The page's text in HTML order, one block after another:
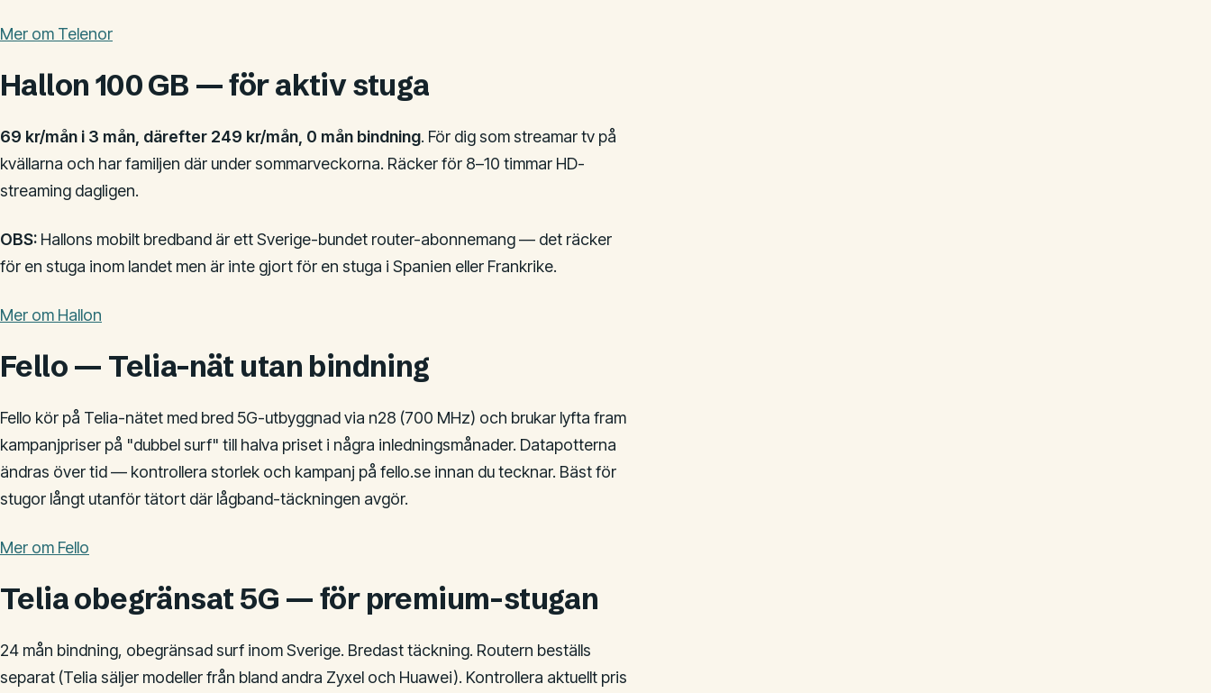
Mer om Telenor
Hallon 100 GB — för aktiv stuga
69 kr/mån i 3 mån, därefter 249 kr/mån, 0 mån bindning. För dig som streamar tv på
kvällarna och har familjen där under sommarveckorna. Räcker för 8–10 timmar HD-
streaming dagligen.
OBS: Hallons mobilt bredband är ett Sverige-bundet router-abonnemang — det räcker
för en stuga inom landet men är inte gjort för en stuga i Spanien eller Frankrike.
Mer om Hallon
Fello — Telia-nät utan bindning
Fello kör på Telia-nätet med bred 5G-utbyggnad via n28 (700 MHz) och brukar lyfta fram
kampanjpriser på "dubbel surf" till halva priset i några inledningsmånader. Datapotterna
ändras över tid — kontrollera storlek och kampanj på fello.se innan du tecknar. Bäst för
stugor långt utanför tätort där lågband-täckningen avgör.
Mer om Fello
Telia obegränsat 5G — för premium-stugan
24 mån bindning, obegränsad surf inom Sverige. Bredast täckning. Routern beställs
separat (Telia säljer modeller från bland andra Zyxel och Huawei). Kontrollera aktuellt pris